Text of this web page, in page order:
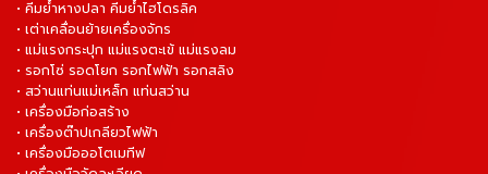
• คีมย้ำหางปลา คีมย้ำไฮโดรลิค
• เต่าเคลื่อนย้ายเครื่องจักร
• แม่แรงกระปุก แม่แรงตะเข้ แม่แรงลม
• รอกโซ่ รอดโยก รอกไฟฟ้า รอกสลิง
• สว่านแท่นแม่เหล็ก แท่นสว่าน
• เครื่องมือก่อสร้าง
• เครื่องต๊าปเกลียวไฟฟ้า
• เครื่องมือออโตเมทีฟ